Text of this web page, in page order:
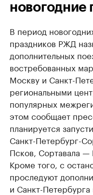
новогодние
В период
праздников РЖД
дополнительных
востребованных
Москву и Санкт-
региональными
популярных
этом сообщает
планируется
Санкт-Петербург-
Псков, Сортавала —
Кроме того, с
проследуют
и Санкт-